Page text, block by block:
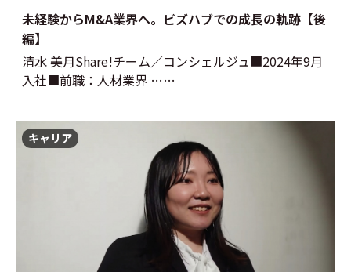
未経験からM&A業界へ。ビズハブでの成長の軌跡【後
編】
清水 美月Share!チーム／コンシェルジュ■2024年9月
入社■前職：人材業界 ……
キャリア